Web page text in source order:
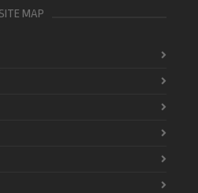
SITE MAP